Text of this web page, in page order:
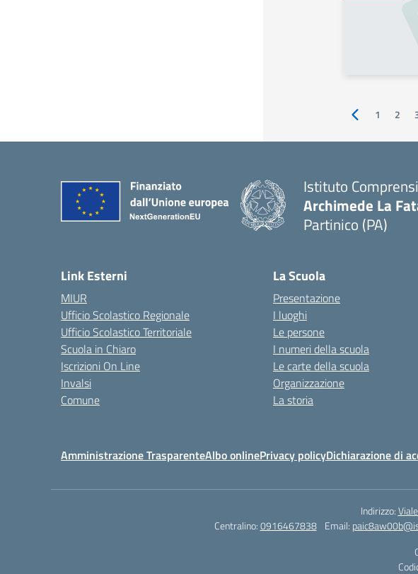
Pagina
1 2
Istituto
Archimede La
Partinico (PA)
Link Esterni
MIUR
Ufficio Scolastico Regionale
Ufficio Scolastico Territoriale
Scuola in Chiaro
Iscrizioni On Line
Invalsi
Comune
La Scuola
Presentazione
I luoghi
Le persone
I numeri della scuola
Le carte della scuola
Organizzazione
La storia
Amministrazione TrasparenteAlbo onlinePrivacy policyDichiarazione di
Indirizzo:
Centralino:0916467838 Email: